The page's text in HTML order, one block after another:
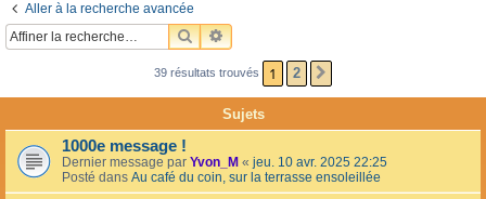
h
r
Aller à la recherche avancée
RECHERCHER
RECHERCHE AVANCÉE
39 résultats trouvés 1 2
Sujets
1000e message !
Dernier message par Yvon_M « jeu. 10 avr. 2025 22:25
Posté dans Au café du coin, sur la terrasse ensoleillée